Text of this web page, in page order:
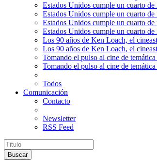
Estados Unidos cumple un cuarto
Estados Unidos cumple un cuarto
Estados Unidos cumple un cuarto
Estados Unidos cumple un cuarto
Los 90 años de Ken Loach, el
Los 90 años de Ken Loach, el
Tomando el pulso al cine de
Tomando el pulso al cine de
Todos
Comunicación
Contacto
Newsletter
RSS Feed
Buscar